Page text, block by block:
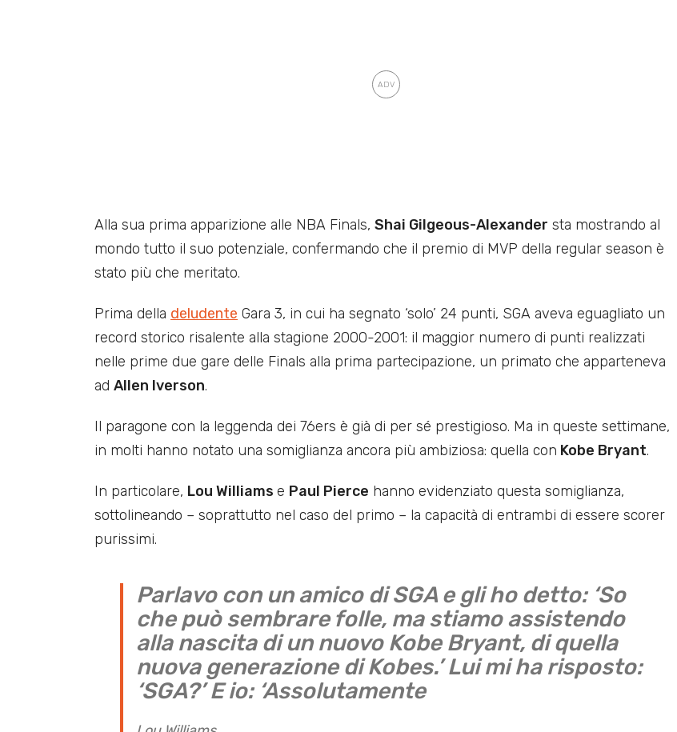
Alla sua prima apparizione alle NBA Finals, Shai Gilgeous-Alexander sta mostrando al
mondo tutto il suo potenziale, confermando che il premio di MVP della regular season è
stato più che meritato.
Prima della deludente Gara 3, in cui ha segnato ‘solo’ 24 punti, SGA aveva eguagliato un
record storico risalente alla stagione 2000-2001: il maggior numero di punti realizzati
nelle prime due gare delle Finals alla prima partecipazione, un primato che apparteneva
ad Allen Iverson.
Il paragone con la leggenda dei 76ers è già di per sé prestigioso. Ma in queste settimane,
in molti hanno notato una somiglianza ancora più ambiziosa: quella con Kobe Bryant.
In particolare, Lou Williams e Paul Pierce hanno evidenziato questa somiglianza,
sottolineando – soprattutto nel caso del primo – la capacità di entrambi di essere scorer
purissimi.
Parlavo con un amico di SGA e gli ho detto: ‘So
che può sembrare folle, ma stiamo assistendo
alla nascita di un nuovo Kobe Bryant, di quella
nuova generazione di Kobes.’ Lui mi ha risposto:
‘SGA?’ E io: ‘Assolutamente